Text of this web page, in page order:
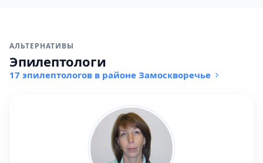
АЛЬТЕРНАТИВЫ
Эпилептологи
17 эпилептологов в районе Замоскворечье